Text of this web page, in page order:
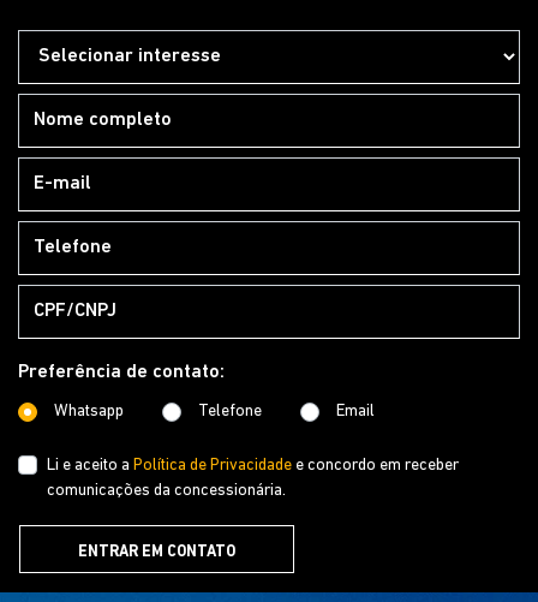
Preferência de contato:
Whatsapp Telefone Email
Li e aceito a Política de Privacidade e concordo em receber
comunicações da concessionária.
ENTRAR EM CONTATO